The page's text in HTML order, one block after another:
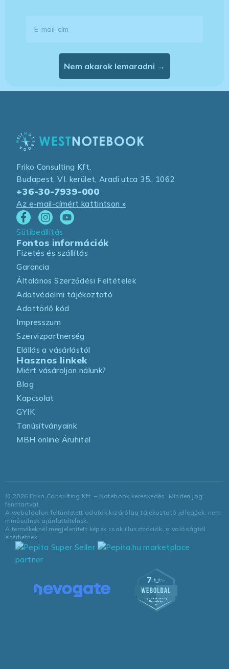
Nem akarok lemaradni →
Friko Consulting Kft.
Budapest, VI. kerület, Aradi utca 35., 1062
+36-30-7939-000
Az e-mail-címért kattintson »
Sütibeállítás
Fontos információk
Fizetés és szállítás
Garancia
Általános Szerződési Feltételek
Adatvédelmi tájékoztató
Adattörlő kód
Impresszum
Szervizpartnerség
Elállás a vásárlástól
Hasznos linkek
Miért vásároljon nálunk?
Blog
Kapcsolat
GYIK
Tanúsítványaink
MBH online Áruhitel
© 2026 Friko Consulting Kft. – Notebook kereskedés. Minden jog
fenntartva!
A weboldalon feltüntetett adatok kizárólag tájékoztató jellegűek, nem
minősülnek ajánlattételnek.
A termékeknél megjelenített képek csak illusztrációk, a valóságtól
eltérhetnek.
marketplace
partner